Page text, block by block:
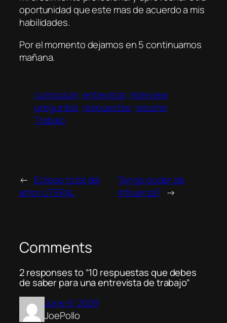
oportunidad que este mas de acuerdo a mis
habilidades.
Por el momento dejamos en 5 continuamos
mañana.
curriculum entrevista interview
preguntas respuestas resume
Trabajo
← Eclipse total del
amor LITERAL
Tengo poder de
Influenza? →
Comments
2 responses to “10 respuestas que debes
de saber para una entrevista de trabajo”
June 9, 2009
JoePollo